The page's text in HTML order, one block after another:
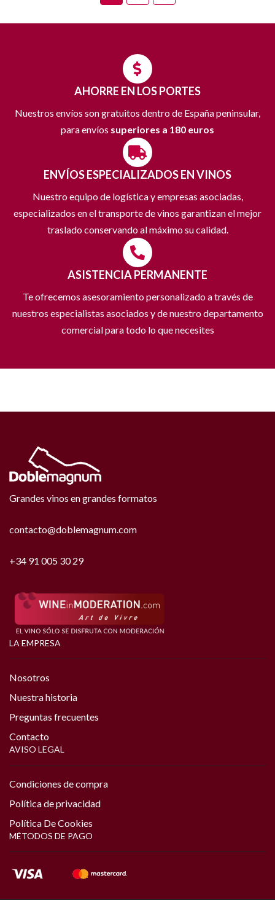
AHORRE EN LOS PORTES
Nuestros envíos son gratuitos dentro de España peninsular,
para envíos superiores a 180 euros
ENVÍOS ESPECIALIZADOS EN VINOS
Nuestro equipo de logística y empresas asociadas,
especializados en el transporte de vinos garantizan el mejor
traslado conservando al máximo su calidad.
ASISTENCIA PERMANENTE
Te ofrecemos asesoramiento personalizado a través de
nuestros especialistas asociados y de nuestro departamento
comercial para todo lo que necesites
Grandes vinos en grandes formatos
contacto@doblemagnum.com
+34 91 005 30 29
LA EMPRESA
Nosotros
Nuestra historia
Preguntas frecuentes
Contacto
AVISO LEGAL
Condiciones de compra
Política de privacidad
Política De Cookies
MÉTODOS DE PAGO